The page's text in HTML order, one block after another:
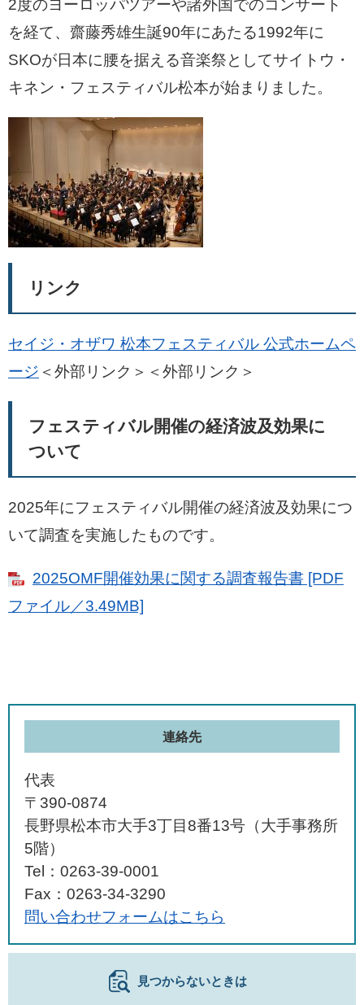
2度のヨーロッパツアーや諸外国でのコンサート
を経て、齋藤秀雄生誕90年にあたる1992年に
SKOが日本に腰を据える音楽祭としてサイトウ・
キネン・フェスティバル松本が始まりました。
リンク
セイジ・オザワ 松本フェスティバル 公式ホームペ
ージ ＜外部リンク＞ ＜外部リンク＞
フェスティバル開催の経済波及効果に
ついて
2025年にフェスティバル開催の経済波及効果につ
いて調査を実施したものです。
2025OMF開催効果に関する調査報告書 [PDF
ファイル／3.49MB]
連絡先
代表
〒390-0874
長野県松本市大手3丁目8番13号（大手事務所
5階）
Tel：0263-39-0001
Fax：0263-34-3290
問い合わせフォームはこちら
見つからないときは